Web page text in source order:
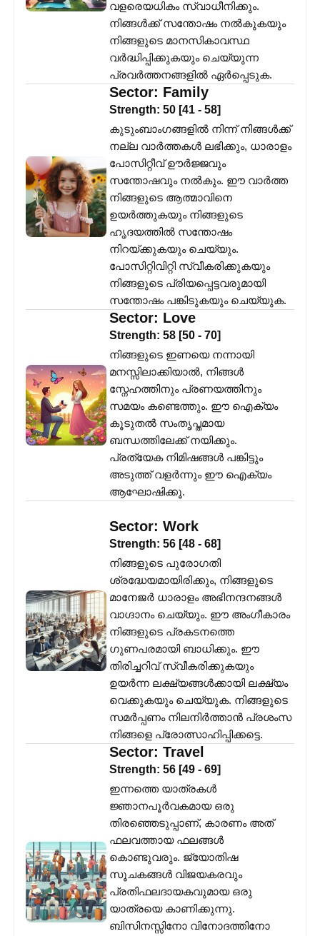
വളരെയധികം സ്വാധീനിക്കും.
നിങ്ങൾക്ക് സന്തോഷം നൽകുകയും
നിങ്ങളുടെ മാനസികാവസ്ഥ
വർദ്ധിപ്പിക്കുകയും ചെയ്യുന്ന
പ്രവർത്തനങ്ങളിൽ ഏർപ്പെടുക.
Sector: Family
Strength: 50 [41 - 58]
കുടുംബാംഗങ്ങളിൽ നിന്ന് നിങ്ങൾക്ക്
നല്ല വാർത്തകൾ ലഭിക്കും, ധാരാളം
പോസിറ്റീവ് ഊർജ്ജവും
സന്തോഷവും നൽകും. ഈ വാർത്ത
നിങ്ങളുടെ ആത്മാവിനെ
ഉയർത്തുകയും നിങ്ങളുടെ
ഹൃദയത്തിൽ സന്തോഷം
നിറയ്ക്കുകയും ചെയ്യും.
പോസിറ്റിവിറ്റി സ്വീകരിക്കുകയും
നിങ്ങളുടെ പ്രിയപ്പെട്ടവരുമായി
സന്തോഷം പങ്കിടുകയും ചെയ്യുക.
Sector: Love
Strength: 58 [50 - 70]
നിങ്ങളുടെ ഇണയെ നന്നായി
മനസ്സിലാക്കിയാൽ, നിങ്ങൾ
സ്നേഹത്തിനും പ്രണയത്തിനും
സമയം കണ്ടെത്തും. ഈ ഐക്യം
കൂടുതൽ സംതൃപ്തമായ
ബന്ധത്തിലേക്ക് നയിക്കും.
പ്രത്യേക നിമിഷങ്ങൾ പങ്കിട്ടും
അടുത്ത് വളർന്നും ഈ ഐക്യം
ആഘോഷിക്കൂ.
Sector: Work
Strength: 56 [48 - 68]
നിങ്ങളുടെ പുരോഗതി
ശ്രദ്ധേയമായിരിക്കും, നിങ്ങളുടെ
മാനേജർ ധാരാളം അഭിനന്ദനങ്ങൾ
വാഗ്ദാനം ചെയ്യും. ഈ അംഗീകാരം
നിങ്ങളുടെ പ്രകടനത്തെ
ഗുണപരമായി ബാധിക്കും. ഈ
തിരിച്ചറിവ് സ്വീകരിക്കുകയും
ഉയർന്ന ലക്ഷ്യങ്ങൾക്കായി ലക്ഷ്യം
വെക്കുകയും ചെയ്യുക. നിങ്ങളുടെ
സമർപ്പണം നിലനിർത്താൻ പ്രശംസ
നിങ്ങളെ പ്രോത്സാഹിപ്പിക്കട്ടെ.
Sector: Travel
Strength: 56 [49 - 69]
ഇന്നത്തെ യാത്രകൾ
ജ്ഞാനപൂർവകമായ ഒരു
തിരഞ്ഞെടുപ്പാണ്, കാരണം അത്
ഫലവത്തായ ഫലങ്ങൾ
കൊണ്ടുവരും. ജ്യോതിഷ
സൂചകങ്ങൾ വിജയകരവും
പ്രതിഫലദായകവുമായ ഒരു
യാത്രയെ കാണിക്കുന്നു.
ബിസിനസ്സിനോ വിനോദത്തിനോ